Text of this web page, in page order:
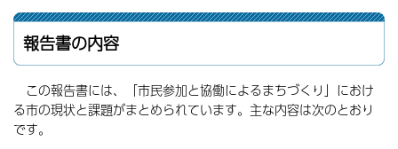
報告書の内容
この報告書には、「市民参加と協働によるまちづくり」におけ
る市の現状と課題がまとめられています。主な内容は次のとおり
です。